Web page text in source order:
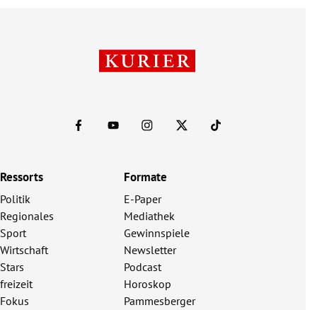
Ressorts
Politik
Regionales
Sport
Wirtschaft
Stars
freizeit
Fokus
Formate
E-Paper
Mediathek
Gewinnspiele
Newsletter
Podcast
Horoskop
Pammesberger